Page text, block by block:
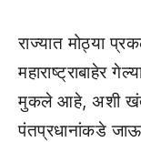
राज्यात मोठ्या
महाराष्ट्राबाहेर
मुकले आहे, अशी खंत
पंतप्रधानांकडे